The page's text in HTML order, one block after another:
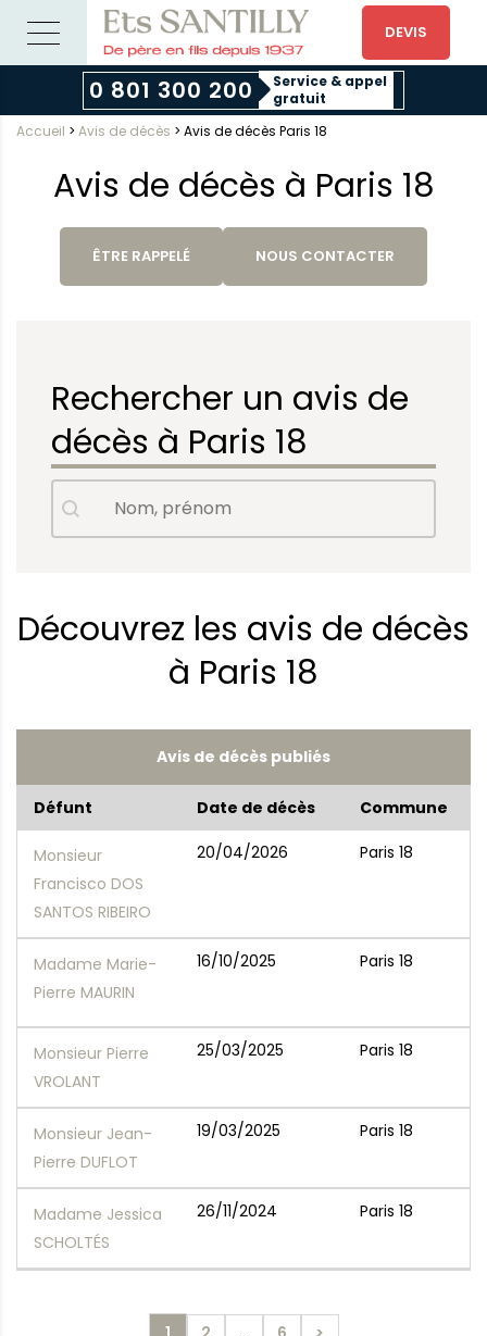
DEVIS
0 801 300 200
Service & appel
gratuit
Accueil > Avis de décès > Avis de décès Paris 18
Avis de décès à Paris 18
ÊTRE RAPPELÉ NOUS CONTACTER
Rechercher un avis de
décès à Paris 18
Avis de décès - Nom, prénom
Découvrez les avis de décès
à Paris 18
Avis de décès publiés
Défunt Date de décès Commune
Monsieur
Francisco DOS
SANTOS RIBEIRO
20/04/2026 Paris 18
Madame Marie-
Pierre MAURIN
16/10/2025 Paris 18
Monsieur Pierre
VROLANT
25/03/2025 Paris 18
Monsieur Jean-
Pierre DUFLOT
19/03/2025 Paris 18
Madame Jessica
SCHOLTÉS
26/11/2024 Paris 18